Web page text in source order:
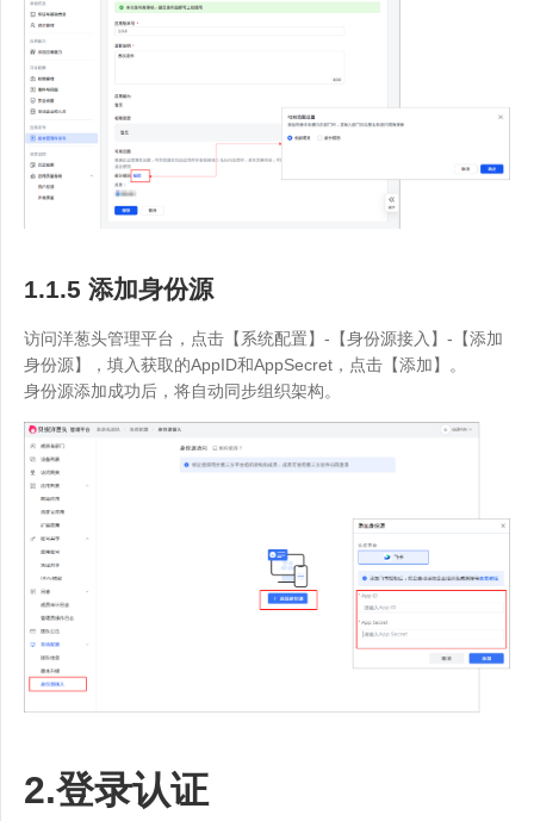
1.1.5 添加身份源
访问洋葱头管理平台，点击【系统配置】-【身份源接入】-【添加
身份源】，填入获取的AppID和AppSecret，点击【添加】。
身份源添加成功后，将自动同步组织架构。
2.登录认证